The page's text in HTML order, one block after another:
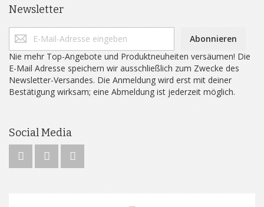
Newsletter
Abonnieren
Nie mehr Top-Angebote und Produktneuheiten versäumen! Die
E-Mail Adresse speichern wir ausschließlich zum Zwecke des
Newsletter-Versandes. Die Anmeldung wird erst mit deiner
Bestätigung wirksam; eine Abmeldung ist jederzeit möglich.
Social Media